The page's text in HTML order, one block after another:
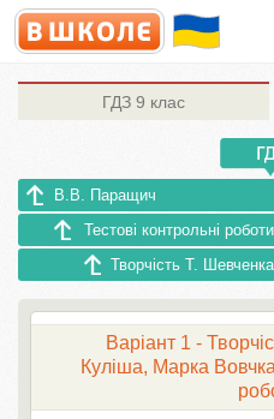
ГДЗ 9 клас
В.В. Паращич
Тестові контрольні роботи
Творчість Т.
Варіант 1 -
Куліша, Марка